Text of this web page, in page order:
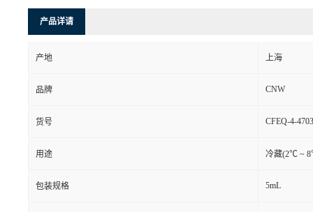
产品详请
产地 上海
品牌 CNW
货号 CFEQ-4-
用途 冷藏(2℃ ~
包装规格 5mL